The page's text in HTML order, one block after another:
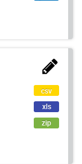
csv
xls
zip